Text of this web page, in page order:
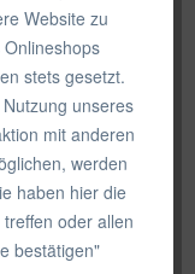
Website zu
stets gesetzt.
unseres
mit anderen
werden
haben hier die
oder allen
bestätigen"